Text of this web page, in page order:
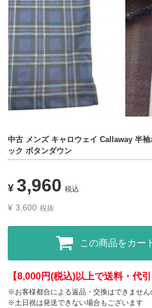
中古 メンズ キャロウェイ Callaway 半
ック ボタンダウン
¥ 3,960 税込
¥ 3,600 税抜
この商品をカー
【8,000円(税込)以上で送料・代
※お客様都合による返品・交換はできません
※土日祝は発送できない場合もございます